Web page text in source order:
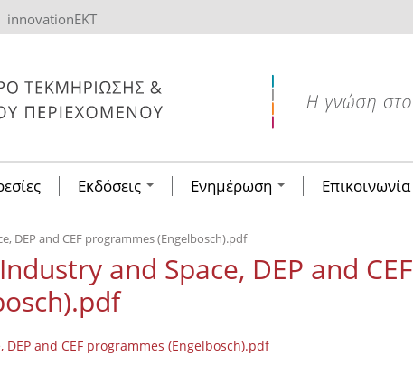
innovationEKT
Εκδόσεις Ενημέρωση Επικοινωνία
DEP and CEF programmes (Engelbosch).pdf
and Space, DEP and CEF
and CEF programmes (Engelbosch).pdf